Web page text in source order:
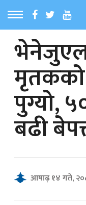
MENU
समाचार
समाचार
पुग्यो,
बढी
आषाढ़ १४ गते,